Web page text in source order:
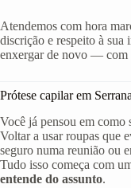
Atendemos com hora
discrição e respeito à sua
enxergar de novo — com
Prótese capilar em
Você já pensou em
Voltar a usar roupas que
seguro numa reunião ou
Tudo isso começa com
entende do assunto.